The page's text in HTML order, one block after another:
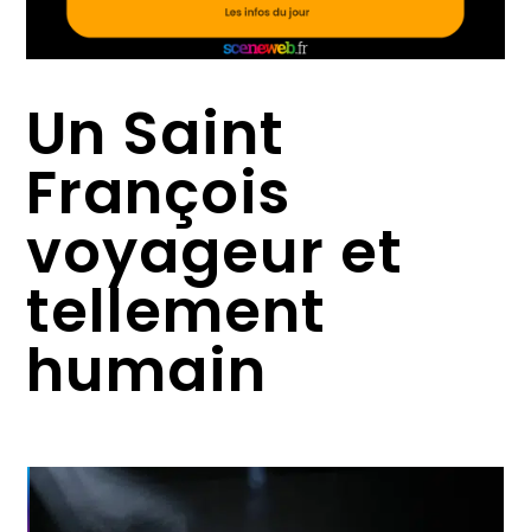
Un Saint
François
voyageur et
tellement
humain